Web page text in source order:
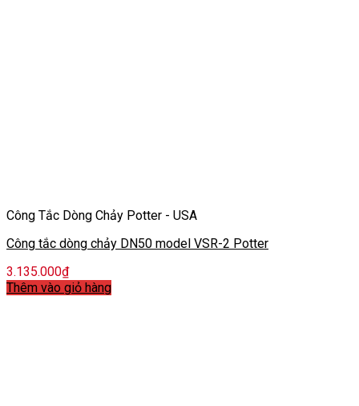
Công Tắc Dòng Chảy Potter - USA
Công tắc dòng chảy DN50 model VSR-2 Potter
3.135.000₫
Thêm vào giỏ hàng